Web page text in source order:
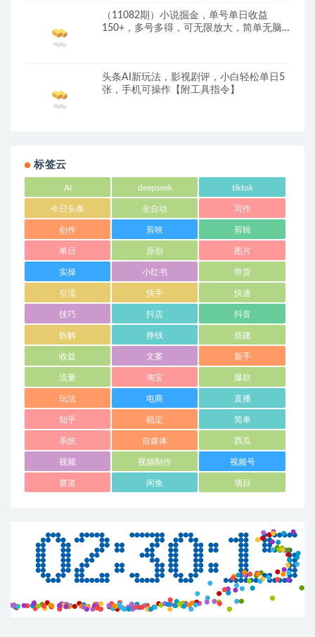
（11082期）小说掘金，单号单日收益
150+，多号多得，可无限放大，简单无脑
头条AI新玩法，影视剧评，小白轻松单日5
张，手机可操作【附工具指令】
标签云
AI deepseek tiktok
今日头条 全自动 写作
创作 剪映 剪辑
单日 原创 图片
实操 小红书 带货
引流 快手 快速
技巧 抖店 抖音
拆解 挣钱 搭建
收益 文案 新手
流量 淘宝 爆款
玩法 电商 直播
知乎 稳定 简单
系统 自媒体 西瓜
视频 视频制作 视频号
赛道 闲鱼 项目